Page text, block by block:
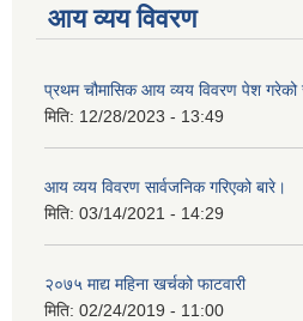
आय व्यय विवरण
प्रथम चौमासिक आय व्यय विवरण पेश गरेको
मिति: 12/28/2023 - 13:49
आय व्यय विवरण सार्वजनिक गरिएको बारे।
मिति: 03/14/2021 - 14:29
२०७५ माद्य महिना खर्चको फाटवारी
मिति: 02/24/2019 - 11:00